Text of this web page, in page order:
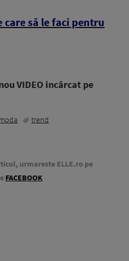
care să le faci pentru
VIDEO incărcat pe
trend
urmareste ELLE.ro pe
FACEBOOK